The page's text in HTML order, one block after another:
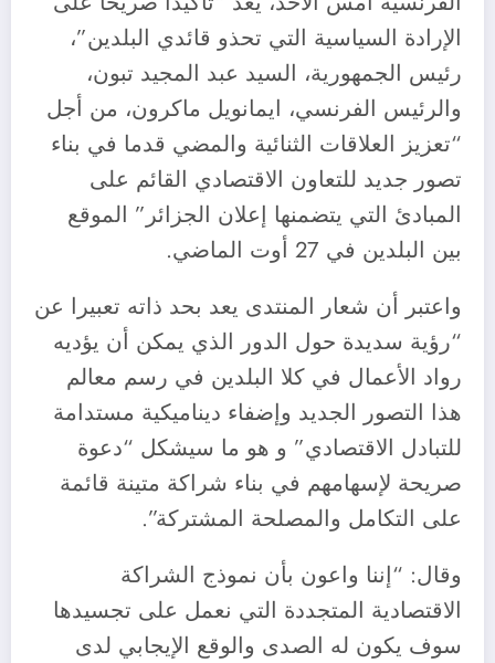
الإرادة السياسية التي تحذو قائدي البلدين”،
رئيس الجمهورية، السيد عبد المجيد تبون،
والرئيس الفرنسي، ايمانويل ماكرون، من أجل
“تعزيز العلاقات الثنائية والمضي قدما في بناء
تصور جديد للتعاون الاقتصادي القائم على
المبادئ التي يتضمنها إعلان الجزائر” الموقع
بين البلدين في 27 أوت الماضي.
واعتبر أن شعار المنتدى يعد بحد ذاته تعبيرا عن
“رؤية سديدة حول الدور الذي يمكن أن يؤديه
رواد الأعمال في كلا البلدين في رسم معالم
هذا التصور الجديد وإضفاء ديناميكية مستدامة
للتبادل الاقتصادي” و هو ما سيشكل “دعوة
صريحة لإسهامهم في بناء شراكة متينة قائمة
على التكامل والمصلحة المشتركة”.
وقال: “إننا واعون بأن نموذج الشراكة
الاقتصادية المتجددة التي نعمل على تجسيدها
سوف يكون له الصدى والوقع الإيجابي لدى